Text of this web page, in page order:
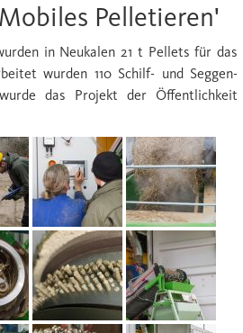
Pelletieren'
in Neukalen 21 t Pellets für das
wurden 110 Schilf- und Seggen-
das Projekt der Öffentlichkeit